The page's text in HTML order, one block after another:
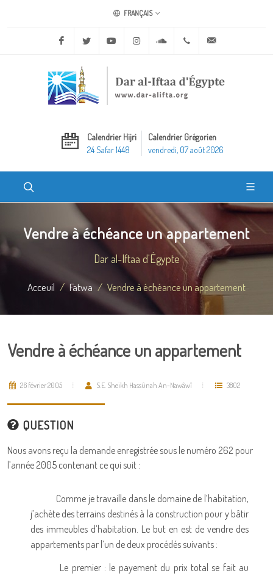
FRANÇAIS
Facebook Twitter Youtube Instagram Soundcloud+20 2 25970400
Calendrier Hijri
24 Safar 1448
Calendrier Grégorien
vendredi, 07 août 2026
Vendre à échéance un appartement
Dar al-Iftaa d'Égypte
Acceuil Fatwa Vendre à échéance un appartement
Vendre à échéance un appartement
26 février 2005 S.E. Sheikh Hassûnah An-Nawâwî 3802
QUESTION
Nous avons reçu la demande enregistrée sous le numéro 262 pour
l’année 2005 contenant ce qui suit :
Comme je travaille dans le domaine de l’habitation,
j’achète des terrains destinés à la construction pour y bâtir
des immeubles d’habitation. Le but en est de vendre des
appartements par l’un de deux procédés suivants :
Le premier : le payement du prix total se fait au